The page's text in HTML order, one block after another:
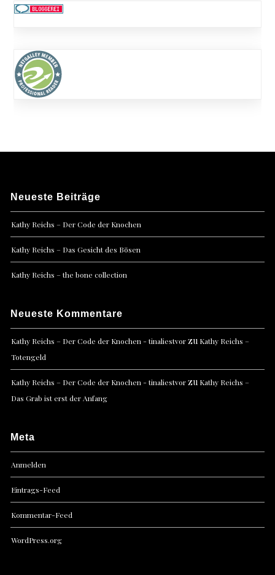
Neueste Beiträge
Kathy Reichs – Der Code der Knochen
Kathy Reichs – Das Gesicht des Bösen
Kathy Reichs – the bone collection
Neueste Kommentare
Kathy Reichs – Der Code der Knochen - tinaliestvorzu Kathy Reichs –
Totengeld
Kathy Reichs – Der Code der Knochen - tinaliestvorzu Kathy Reichs –
Das Grab ist erst der Anfang
Meta
Anmelden
Eintrags-Feed
Kommentar-Feed
WordPress.org